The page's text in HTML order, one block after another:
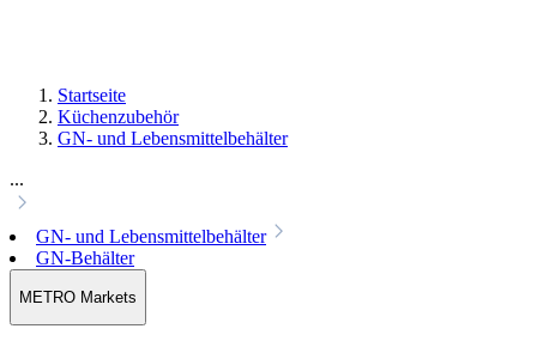
Startseite
Küchenzubehör
GN- und Lebensmittelbehälter
...
GN- und Lebensmittelbehälter
GN-Behälter
METRO Markets